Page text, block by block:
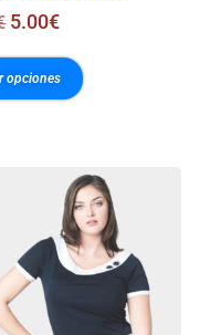
5.00€
opciones